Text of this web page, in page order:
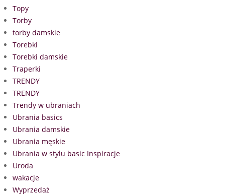
Topy
Torby
torby damskie
Torebki
Torebki damskie
Traperki
TRENDY
TRENDY
Trendy w ubraniach
Ubrania basics
Ubrania damskie
Ubrania męskie
Ubrania w stylu basic Inspiracje
Uroda
wakacje
Wyprzedaż